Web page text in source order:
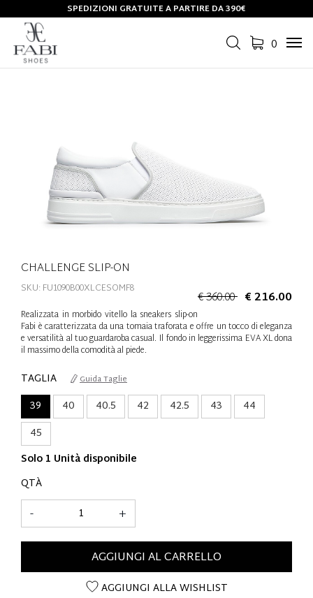
SPEDIZIONI GRATUITE A PARTIRE DA 390€
0
CHALLENGE SLIP-ON
€ 360.00 € 216.00
SKU: FU1090B00XLCESOMF8
Realizzata in morbido vitello la sneakers slip-on
Fabi è caratterizzata da una tomaia traforata e offre un tocco di eleganza
e versatilità al tuo guardaroba casual. Il fondo in leggerissima EVA XL dona
il massimo della comodità al piede.
TAGLIA Guida Taglie
39 40 40.5 42 42.5 43
44
45
Solo 1 Unità disponibile
QTÀ
+
-
AGGIUNGI AL CARRELLO
AGGIUNGI ALLA WISHLIST